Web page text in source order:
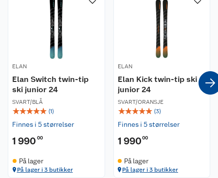
utrolig lett å manøvrere.
Sammen gir dette en enklere læringsprosess og
skaper gode skiopplevelser for de yngste.
ELAN
Elan Switch twin-tip
ski junior 24
SVART/BLÅ
☆☆☆☆☆ (1)
Finnes i 5 størrelser
1 990 00
På lager
På lager i 3 butikker
ELAN
Elan Kick twin-tip ski
junior 24
SVART/ORANSJE
☆☆☆☆☆ (3)
Finnes i 5 størrelser
1 990 00
På lager
På lager i 3 butikker